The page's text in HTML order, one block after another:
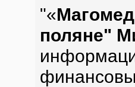
"«
поляне"